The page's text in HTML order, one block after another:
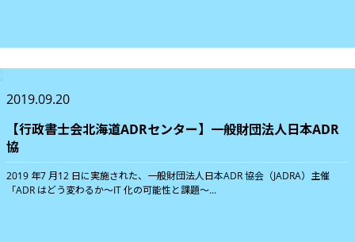
2019.09.20
【行政書士会北海道ADRセンター】一般財団法人日本ADR
協
2019 年7 月12 日に実施された、一般財団法人日本ADR 協会（JADRA）主催
「ADR はどう変わるか～IT 化の可能性と課題～...